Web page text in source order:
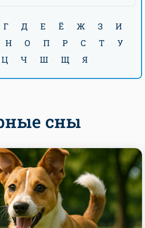
Г Д Е Ё Ж З
И
Н О П Р С Т
У
Ц Ч Ш Щ Я
сны